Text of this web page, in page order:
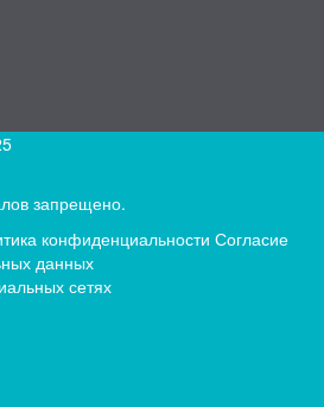
запрещено.
конфиденциальности Согласие
данных
сетях